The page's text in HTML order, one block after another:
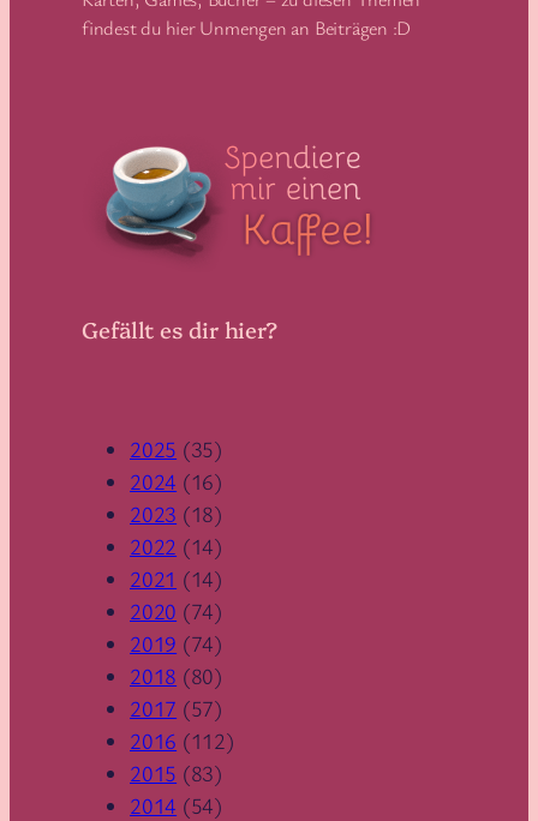
findest du hier Unmengen an Beiträgen :D
Gefällt es dir hier?
2025 (35)
2024 (16)
2023 (18)
2022 (14)
2021 (14)
2020 (74)
2019 (74)
2018 (80)
2017 (57)
2016 (112)
2015 (83)
2014 (54)